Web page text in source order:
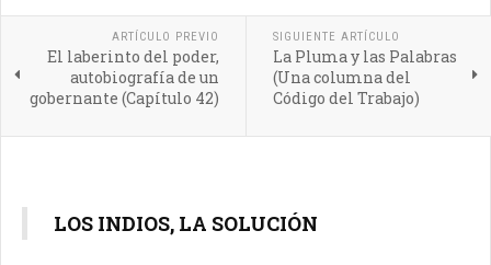
ARTÍCULO PREVIO
El laberinto del poder,
autobiografía de un
gobernante (Capítulo 42)
SIGUIENTE ARTÍCULO
La Pluma y las Palabras
(Una columna del
Código del Trabajo)
LOS INDIOS, LA SOLUCIÓN